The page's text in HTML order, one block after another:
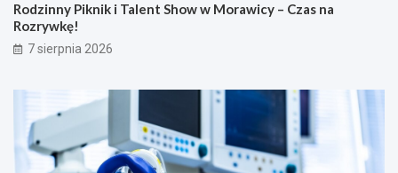
Rodzinny Piknik i Talent Show w Morawicy – Czas na
Rozrywkę!
7 sierpnia 2026